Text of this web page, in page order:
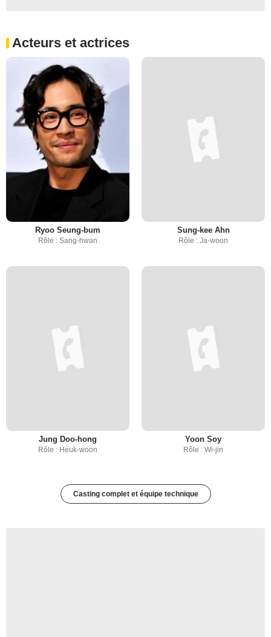
Acteurs et actrices
Ryoo Seung-bum
Rôle : Sang-hwan
Sung-kee Ahn
Rôle : Ja-woon
Jung Doo-hong
Rôle : Heuk-woon
Yoon Soy
Rôle : Wi-jin
Casting complet et équipe technique